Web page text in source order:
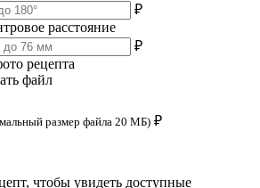
₽
расстояние
₽
рецепта
файл
размер файла 20 МБ) ₽
чтобы увидеть доступные